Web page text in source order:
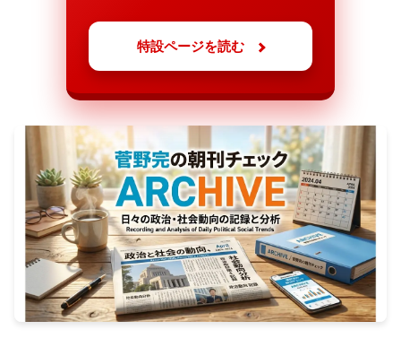
特設ページを読む